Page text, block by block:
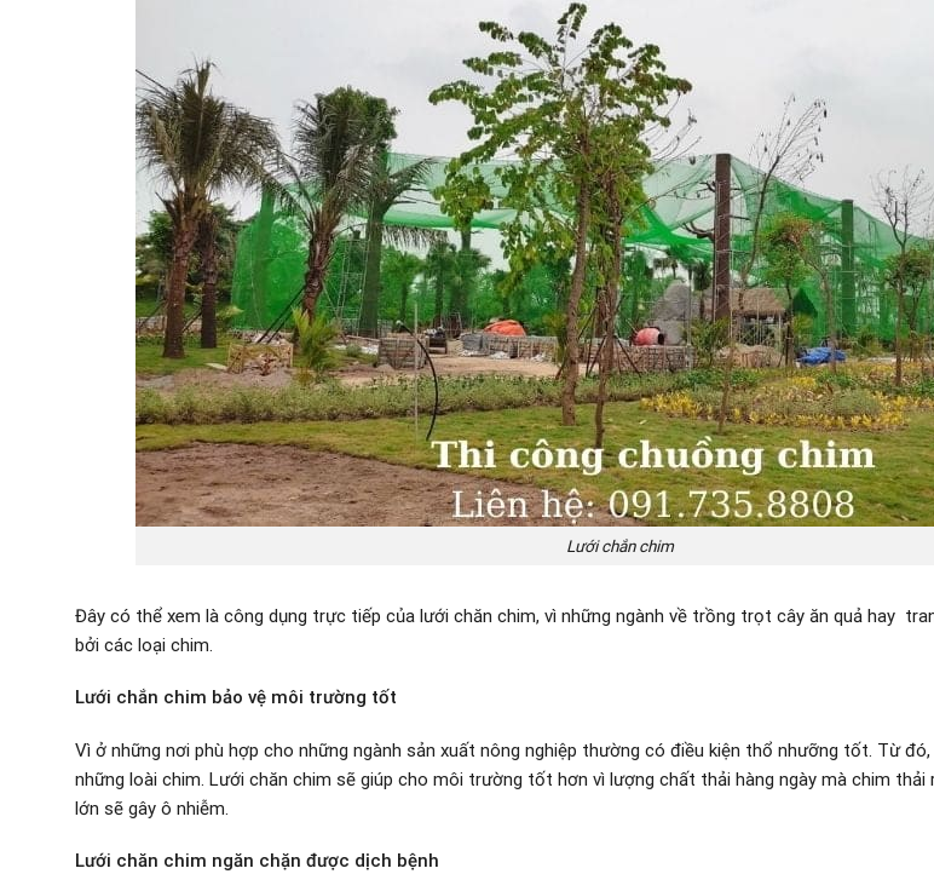
Lưới chắn chim
Đây có thể xem là công dụng trực tiếp của lưới chăn chim, vì những ngành về trồng trọt cây ăn quả hay
bởi các loại chim.
Lưới chắn chim bảo vệ môi trường tốt
Vì ở những nơi phù hợp cho những ngành sản xuất nông nghiệp thường có điều kiện thổ nhưỡng tốt. Từ
những loài chim. Lưới chăn chim sẽ giúp cho môi trường tốt hơn vì lượng chất thải hàng ngày mà chim thải
lớn sẽ gây ô nhiễm.
Lưới chăn chim ngăn chặn được dịch bệnh